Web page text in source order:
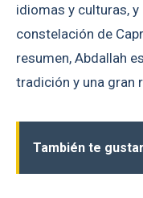
idiomas y culturas,
constelación de
resumen, Abdallah
tradición y una gran
También te